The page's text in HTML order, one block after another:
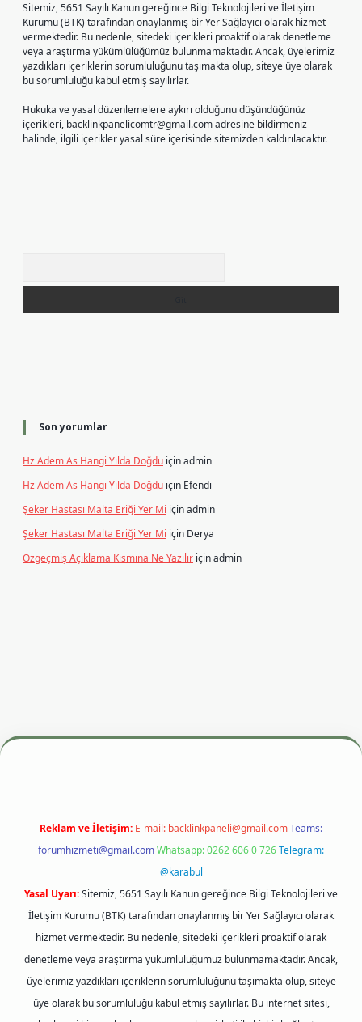
Sitemiz, 5651 Sayılı Kanun gereğince Bilgi Teknolojileri ve İletişim
Kurumu (BTK) tarafından onaylanmış bir Yer Sağlayıcı olarak hizmet
vermektedir. Bu nedenle, sitedeki içerikleri proaktif olarak denetleme
veya araştırma yükümlülüğümüz bulunmamaktadır. Ancak, üyelerimiz
yazdıkları içeriklerin sorumluluğunu taşımakta olup, siteye üye olarak
bu sorumluluğu kabul etmiş sayılırlar.
Hukuka ve yasal düzenlemelere aykırı olduğunu düşündüğünüz
içerikleri, backlinkpanelicomtr@gmail.comadresine bildirmeniz
halinde, ilgili içerikler yasal süre içerisinde sitemizden kaldırılacaktır.
Son yorumlar
Hz Adem As Hangi Yılda Doğdu içinadmin
Hz Adem As Hangi Yılda Doğdu için Efendi
Şeker Hastası Malta Eriği Yer Mi içinadmin
Şeker Hastası Malta Eriği Yer Mi için Derya
Özgeçmiş Açıklama Kısmına Ne Yazılır içinadmin
betexper.xyzm elexbet
Reklam ve İletişim: E-mail: backlinkpaneli@gmail.comTeams:
forumhizmeti@gmail.comWhatsapp: 0262 606 0 726Telegram:
@karabul
Yasal Uyarı:Sitemiz, 5651 Sayılı Kanun gereğince Bilgi Teknolojileri ve
İletişim Kurumu (BTK) tarafından onaylanmış bir Yer Sağlayıcı olarak
hizmet vermektedir. Bu nedenle, sitedeki içerikleri proaktif olarak
denetleme veya araştırma yükümlülüğümüz bulunmamaktadır. Ancak,
üyelerimiz yazdıkları içeriklerin sorumluluğunu taşımakta olup, siteye
üye olarak bu sorumluluğu kabul etmiş sayılırlar. Bu internet sitesi,